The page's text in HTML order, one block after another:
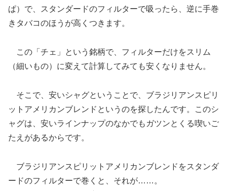
ぱ）で、スタンダードのフィルターで吸ったら、逆に手巻
きタバコのほうが高くつきます。
この「チェ」という銘柄で、フィルターだけをスリム
（細いもの）に変えて計算してみても安くなりません。
そこで、安いシャグということで、ブラジリアンスピリ
ットアメリカンブレンドというのを探したんです。このシ
ャグは、安いラインナップのなかでもガツンとくる喫いご
たえがあるからです。
ブラジリアンスピリットアメリカンブレンドをスタンダ
ードのフィルターで巻くと、それが……。